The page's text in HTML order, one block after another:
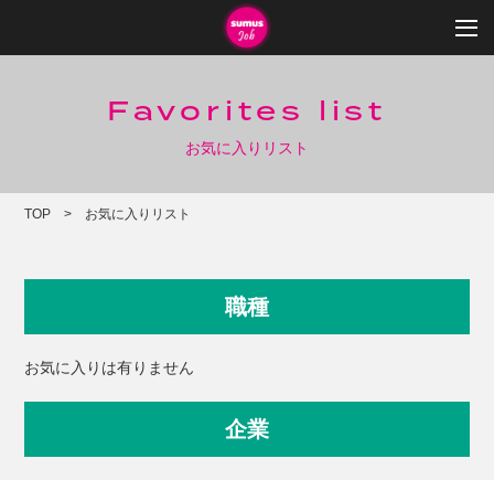
Favorites list
お気に入りリスト
TOP お気に入りリスト
職種
お気に入りは有りません
企業